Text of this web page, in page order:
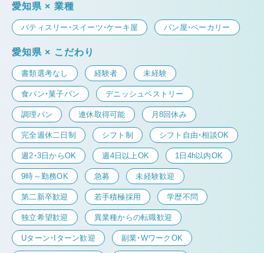
愛知県 × 業種
パティスリー・スイーツ・ケーキ屋 パン屋・ベーカリー
愛知県 × こだわり
書類選考なし 経験者 未経験
食パン・菓子パン デニッシュペストリー
調理パン 連休取得可能 月8回休み
完全週休二日制 シフト制 シフト自由・相談OK
週2・3日からOK 週4日以上OK 1日4h以内OK
9時～勤務OK 急募 未経験歓迎
第二新卒歓迎 若手積極採用 学歴不問
独立希望歓迎 異業種からの転職歓迎
Uターン・Iターン歓迎 副業・WワークOK